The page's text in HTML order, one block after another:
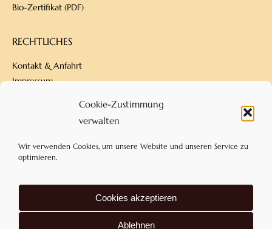
Cookie-Zustimmung
verwalten
Wir verwenden Cookies, um unsere Website und unseren Service zu
optimieren.
Cookies akzeptieren
Ablehnen
Bio-Zertifikat (PDF)
RECHTLICHES
Kontakt & Anfahrt
Impressum
Versandbedingungen
AGB
Am Eckfeld 18